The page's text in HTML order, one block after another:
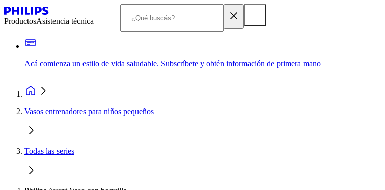
ProductosAsistencia técnica
Acá comienza un estilo de vida saludable. Subscríbete y obtén información de primera mano
Vasos entrenadores para niños pequeños
Todas las series